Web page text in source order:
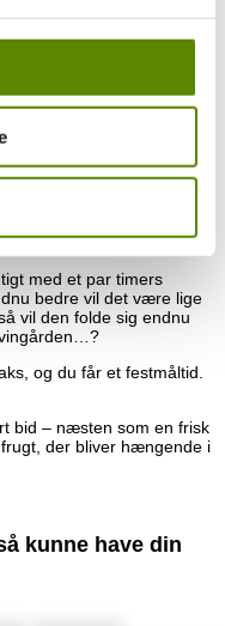
tropiske og citrus
friske ananas og diskrete
frisk og tillige en herlig
ung vin. Masser af ung
og med et
med et par timers
bedre vil det være lige
vil den folde sig endnu
og du får et festmåltid.
bid – næsten som en frisk
der bliver hængende i
kunne have din